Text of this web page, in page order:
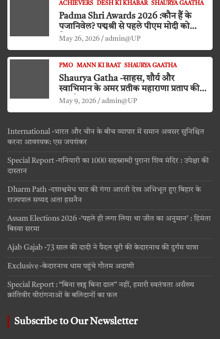
ACHIEVERS DESH KI KHABAR SHAURYA GAATHA
Padma Shri Awards 2026 :कौन हैं के
पजानिवेल? पद्मश्री से पहले पीएम मोदी को
किया दंडवत प्रणाम
May 26, 2026 admin@UP
PMO MANN KI BAAT SHAURYA GAATHA
Shaurya Gatha -साहस, शौर्य और
स्वाभिमान के अमर प्रतीक महाराणा प्रताप की
जयंती
May 9, 2026 admin@UP
International -भारत और चीन के बीच व्यापार में समान अवसर सुनिश्चित
करना आवश्यक: एस जयशंकर
Special Report -गनियारी का 1000 सहस्राब्दी पुराना शिव मंदिर : उपेक्षा की
दास्तान
Dharm Path -दशाश्वमेध घाट की गंगा आरती देख अभिभूत हुए बिहार के
राज्यपाल सय्यद अता हसनैन
Assam Elections 2026 -‘पहले ही लगा लिया था जीत का अनुमान’ : हिमंता
बिस्वा सरमा
Ajab Gajab -73 साल की दादी ने पैदल पूरी की केदारनाथ की दुर्गम यात्रा
Exclusive -केदारनाथ धाम पहुंचे गौतम अदाणी
Special Report : “बिना खड्ग बिना ढाल” नहीं, हमारी स्वतंत्रता असँख्य
क्रांतिवीर वीरांगनाओं के बलिदानों का फल
Subscribe to Our Newsletter